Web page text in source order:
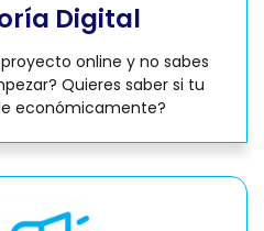
Digital
online y no sabes
Quieres saber si tu
económicamente?